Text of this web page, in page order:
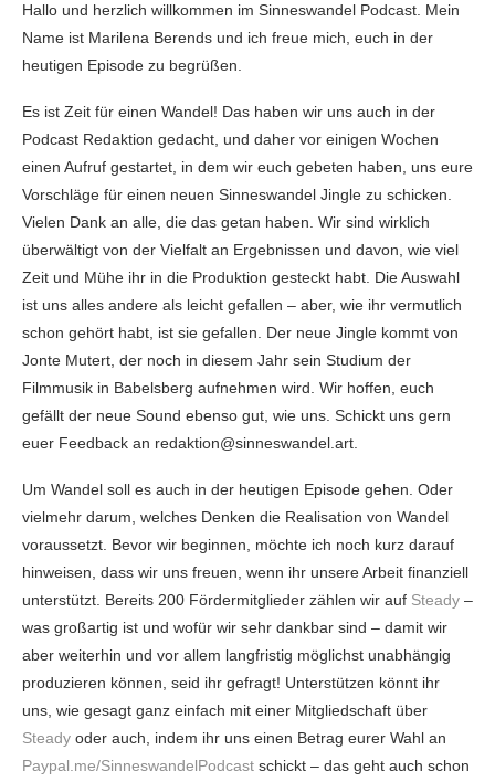
Hallo und herzlich willkommen im Sinneswandel Podcast. Mein
Name ist Marilena Berends und ich freue mich, euch in der
heutigen Episode zu begrüßen.
Es ist Zeit für einen Wandel! Das haben wir uns auch in der
Podcast Redaktion gedacht, und daher vor einigen Wochen
einen Aufruf gestartet, in dem wir euch gebeten haben, uns eure
Vorschläge für einen neuen Sinneswandel Jingle zu schicken.
Vielen Dank an alle, die das getan haben. Wir sind wirklich
überwältigt von der Vielfalt an Ergebnissen und davon, wie viel
Zeit und Mühe ihr in die Produktion gesteckt habt. Die Auswahl
ist uns alles andere als leicht gefallen – aber, wie ihr vermutlich
schon gehört habt, ist sie gefallen. Der neue Jingle kommt von
Jonte Mutert, der noch in diesem Jahr sein Studium der
Filmmusik in Babelsberg aufnehmen wird. Wir hoffen, euch
gefällt der neue Sound ebenso gut, wie uns. Schickt uns gern
euer Feedback an redaktion@sinneswandel.art.
Um Wandel soll es auch in der heutigen Episode gehen. Oder
vielmehr darum, welches Denken die Realisation von Wandel
voraussetzt. Bevor wir beginnen, möchte ich noch kurz darauf
hinweisen, dass wir uns freuen, wenn ihr unsere Arbeit finanziell
unterstützt. Bereits 200 Fördermitglieder zählen wir auf Steady –
was großartig ist und wofür wir sehr dankbar sind – damit wir
aber weiterhin und vor allem langfristig möglichst unabhängig
produzieren können, seid ihr gefragt! Unterstützen könnt ihr
uns, wie gesagt ganz einfach mit einer Mitgliedschaft über
Steady oder auch, indem ihr uns einen Betrag eurer Wahl an
Paypal.me/SinneswandelPodcast schickt – das geht auch schon